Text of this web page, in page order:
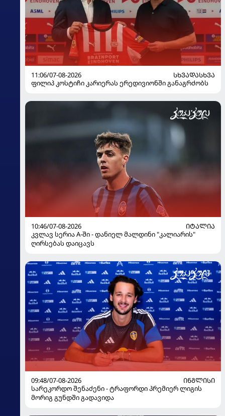
11:06/07-08-2026
ᲡᲮᲕᲐᲓᲐᲡᲮᲕᲐ
ფილიპ კოსტიჩი კარიერას ერედივიონში განაგრძობს
10:46/07-08-2026
ᲘᲢᲐᲚᲘᲐ
კვლავ სერია A-ში - დანიელ მალდინი "კალიარის"
ღირსებას დაიცავს
09:48/07-08-2026
ᲘᲜᲒᲚᲘᲡᲘ
სარეკორდო შენაძენი - ტრაფორდი პრემიერ ლიგის
მორიგ გუნდში გადავიდა